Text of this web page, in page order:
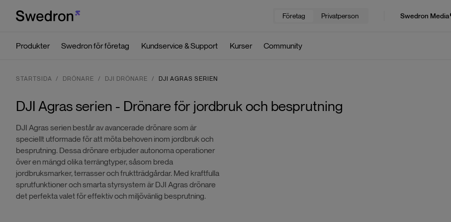
Företag Privatperson Swedron Media
Produkter Swedron för företag Kundservice & Support Kurser Community
STARTSIDA DRÖNARE DJI DRÖNARE DJI AGRAS SERIEN
DJI Agras serien - Drönare för jordbruk och besprutning
DJI Agras serien består av avancerade drönare som är
speciellt utformade för att möta behoven inom jordbruk och
besprutning. Dessa drönare erbjuder autonoma operationer
över en mängd olika terrängtyper, såsom breda
jordbruksmarker, terrasser och fruktträdgårdar. Med kraftfulla
sprutfunktioner och smarta styrsystem är DJI Agras drönare
det perfekta valet för effektiv och miljövänlig besprutning.